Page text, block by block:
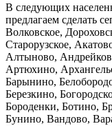
В следующих
предлагаем сделать
Волковское,
Старорузское,
Алтыново,
Артюхино,
Барынино,
Березкино,
Бороденки, Ботино,
Бунино, Вандово,